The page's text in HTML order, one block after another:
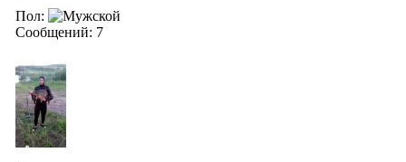
Пол:
Сообщений: 7